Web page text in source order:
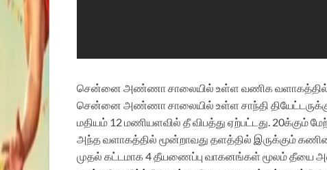
சென்னை அண்ணா சாலையில் உள்ள வணிக வளாகத்தில்
சென்னை அண்ணா சாலையில் உள்ள சாந்தி
மதியம் 12 மணியளவில் தீ விபத்து ஏற்பட்டது. 20க்கும்
அந்த வளாகத்தில் மூன்றாவது தளத்தில் இருக்கும்
முதல் கட்டமாக 4 தீயணைப்பு வாகனங்கள் மூலம் தீயை